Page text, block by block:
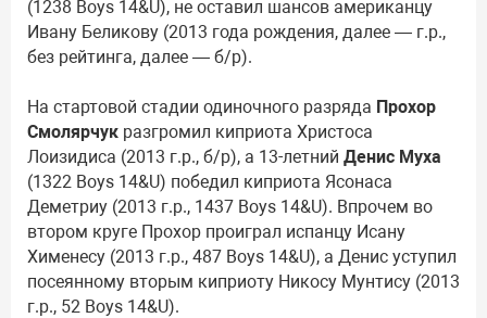
(1238 Boys 14&U), не оставил шансов американцу
Ивану Беликову (2013 года рождения, далее — г.р.,
без рейтинга, далее — б/р).
На стартовой стадии одиночного разряда Прохор
Смолярчук разгромил киприота Христоса
Лоизидиса (2013 г.р., б/р), а 13-летний Денис Муха
(1322 Boys 14&U) победил киприота Ясонаса
Деметриу (2013 г.р., 1437 Boys 14&U). Впрочем во
втором круге Прохор проиграл испанцу Исану
Хименесу (2013 г.р., 487 Boys 14&U), а Денис уступил
посеянному вторым киприоту Никосу Мунтису (2013
г.р., 52 Boys 14&U).